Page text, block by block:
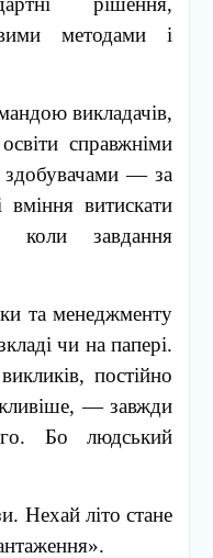
методами і
викладачів,
справжніми
— за
вміння витискати
коли завдання
та менеджменту
чи на папері.
постійно
— завжди
Бо людський
Нехай літо стане